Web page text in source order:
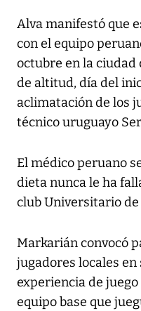
Alva manifestó que
con el equipo
octubre en la ciudad
de altitud, día del
aclimatación de los
técnico uruguayo
El médico peruano
dieta nunca le ha
club Universitario
Markarián convocó
jugadores locales
experiencia de
equipo base que